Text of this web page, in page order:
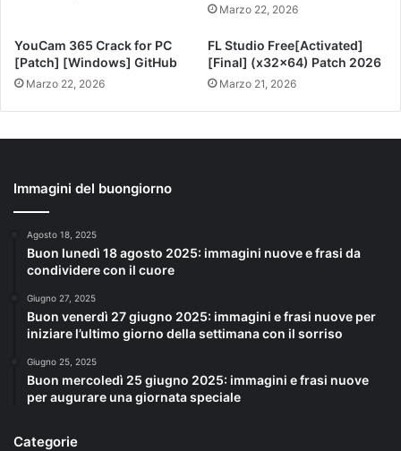
Marzo 22, 2026
YouCam 365 Crack for PC
[Patch] [Windows] GitHub
Marzo 22, 2026
FL Studio Free[Activated]
[Final] (x32x64) Patch 2026
Marzo 21, 2026
Immagini del buongiorno
Agosto 18, 2025
Buon lunedì 18 agosto 2025: immagini nuove e frasi da
condividere con il cuore
Giugno 27, 2025
Buon venerdì 27 giugno 2025: immagini e frasi nuove per
iniziare l’ultimo giorno della settimana con il sorriso
Giugno 25, 2025
Buon mercoledì 25 giugno 2025: immagini e frasi nuove
per augurare una giornata speciale
Categorie